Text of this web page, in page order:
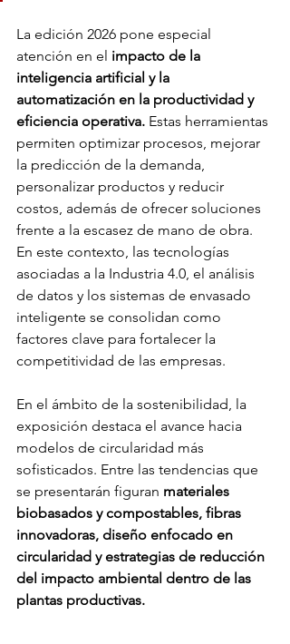
La edición 2026 pone especial
atención en el impacto de la
inteligencia artificial y la
automatización en la productividad y
eficiencia operativa. Estas herramientas
permiten optimizar procesos, mejorar
la predicción de la demanda,
personalizar productos y reducir
costos, además de ofrecer soluciones
frente a la escasez de mano de obra.
En este contexto, las tecnologías
asociadas a la Industria 4.0, el análisis
de datos y los sistemas de envasado
inteligente se consolidan como
factores clave para fortalecer la
competitividad de las empresas.
En el ámbito de la sostenibilidad, la
exposición destaca el avance hacia
modelos de circularidad más
sofisticados. Entre las tendencias que
se presentarán figuran materiales
biobasados y compostables, fibras
innovadoras, diseño enfocado en
circularidad y estrategias de reducción
del impacto ambiental dentro de las
plantas productivas.